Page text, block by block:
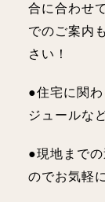
合に合わせ
でのご案内
さい！
●住宅に関
ジュールな
●現地まで
のでお気軽